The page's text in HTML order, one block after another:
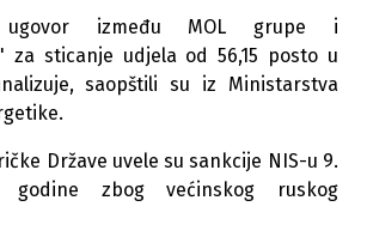
ugovor između MOL grupe i
za sticanje udjela od 56,15 posto u
saopštili su iz Ministarstva
Države uvele su sankcije NIS-u 9.
godine zbog većinskog ruskog